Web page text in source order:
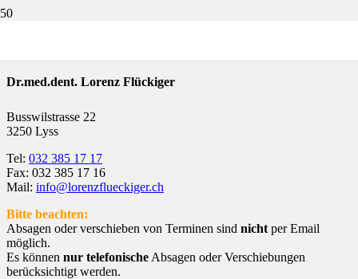
Dr.med.dent. Lorenz Flückiger
Busswilstrasse 22
3250 Lyss
Tel: 032 385 17 17
Fax: 032 385 17 16
Mail: info@lorenzflueckiger.ch
Bitte beachten:
Absagen oder verschieben von Terminen sind nicht per Email
möglich.
Es können nur telefonische Absagen oder Verschiebungen
berücksichtigt werden.